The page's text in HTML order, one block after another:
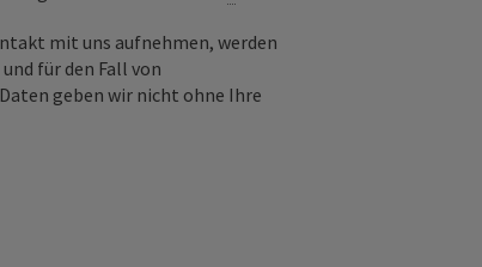
mit uns aufnehmen, werden
für den Fall von
geben wir nicht ohne Ihre